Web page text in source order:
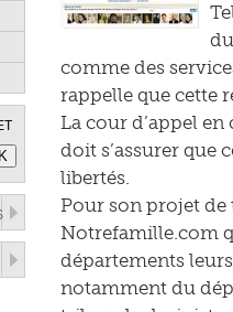
comme des
rappelle que cette
La cour d’appel
doit s’assurer que
libertés.
Pour son projet de
Notrefamille.com
départements
notamment du